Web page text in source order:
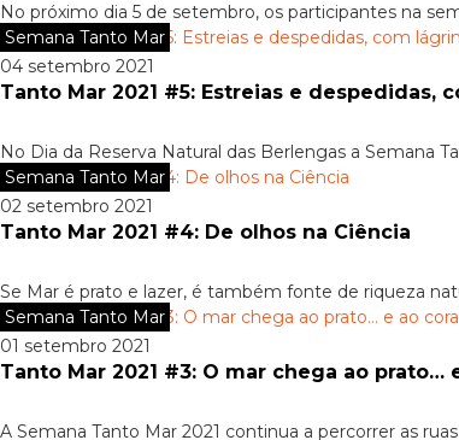
No próximo dia 5 de setembro, os participantes na
Semana Tanto Mar
04 setembro 2021
Tanto Mar 2021 #5: Estreias e despedidas,
No Dia da Reserva Natural das Berlengas a Semana
Semana Tanto Mar
02 setembro 2021
Tanto Mar 2021 #4: De olhos na Ciência
Se Mar é prato e lazer, é também fonte de riqueza
Semana Tanto Mar
01 setembro 2021
Tanto Mar 2021 #3: O mar chega ao prato…
A Semana Tanto Mar 2021 continua a percorrer as